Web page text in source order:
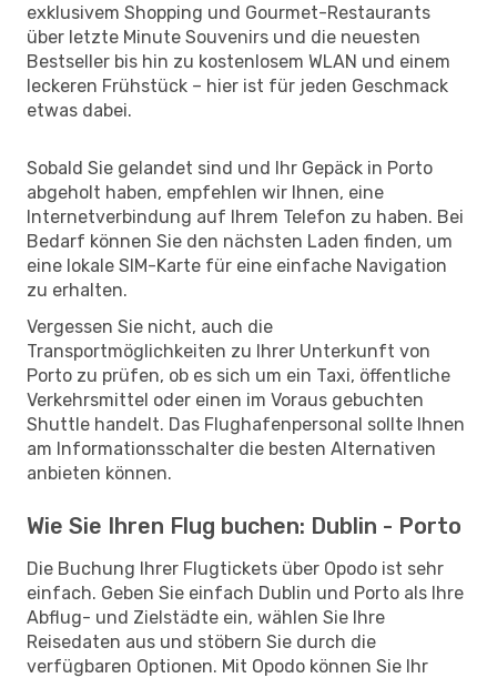
exklusivem Shopping und Gourmet-Restaurants
über letzte Minute Souvenirs und die neuesten
Bestseller bis hin zu kostenlosem WLAN und einem
leckeren Frühstück – hier ist für jeden Geschmack
etwas dabei.
Sobald Sie gelandet sind und Ihr Gepäck in Porto
abgeholt haben, empfehlen wir Ihnen, eine
Internetverbindung auf Ihrem Telefon zu haben. Bei
Bedarf können Sie den nächsten Laden finden, um
eine lokale SIM-Karte für eine einfache Navigation
zu erhalten.
Vergessen Sie nicht, auch die
Transportmöglichkeiten zu Ihrer Unterkunft von
Porto zu prüfen, ob es sich um ein Taxi, öffentliche
Verkehrsmittel oder einen im Voraus gebuchten
Shuttle handelt. Das Flughafenpersonal sollte Ihnen
am Informationsschalter die besten Alternativen
anbieten können.
Wie Sie Ihren Flug buchen: Dublin - Porto
Die Buchung Ihrer Flugtickets über Opodo ist sehr
einfach. Geben Sie einfach Dublin und Porto als Ihre
Abflug- und Zielstädte ein, wählen Sie Ihre
Reisedaten aus und stöbern Sie durch die
verfügbaren Optionen. Mit Opodo können Sie Ihr